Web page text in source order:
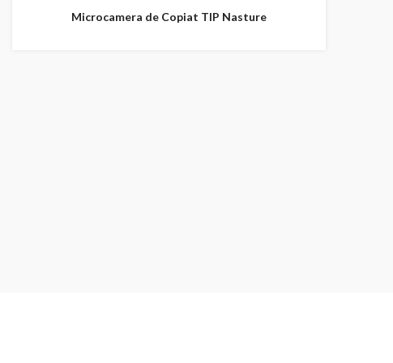
Microcamera de Copiat TIP Nasture